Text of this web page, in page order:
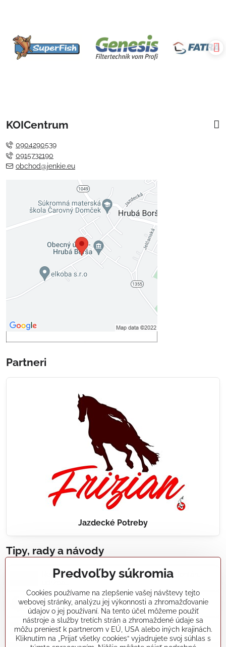
KOICentrum
0904290539
0915732190
obchod@jenkie.eu
Externý obsah je blokovaný
Voľbami súkromia
Prajete si načítať externý obsah?
Povoliť tentokrát
Povoliť a zapamätať - súhlas s
Partneri
Jazdecké Potreby
Tipy, rady a návody
Realizácie záhradných jazierok, bazénov, fontán,
Články a blogy
Rady a návody
Predvoľby súkromia
Cookies používame na zlepšenie vašej návštevy tejto
webovej stránky, analýzu jej výkonnosti a zhromažďovanie
údajov o jej používaní. Na tento účel môžeme použiť
nástroje a služby tretích strán a zhromaždené údaje sa
môžu preniesť k partnerom v EÚ, USA alebo iných krajinách.
Kliknutím na „Prijať všetky cookies“ vyjadrujete svoj súhlas s